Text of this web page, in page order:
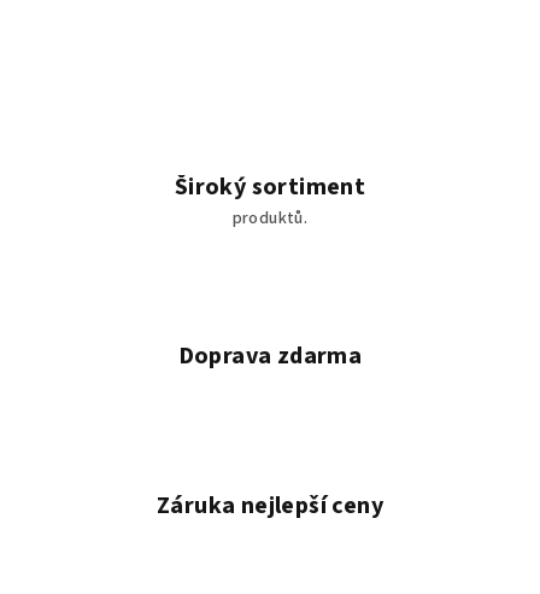
Široký sortiment
produktů.
Doprava zdarma
Záruka nejlepší ceny